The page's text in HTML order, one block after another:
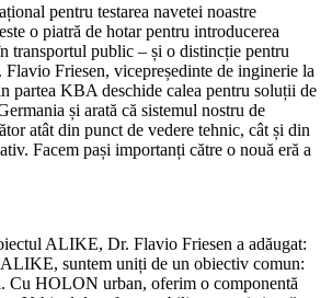
pentru testarea navetei noastre
o piatră de hotar pentru introducerea
transportul public – și o distincție pentru
Friesen, vicepreședinte de inginerie la
partea KBA deschide calea pentru soluții de
și arată că sistemul nostru de
atât din punct de vedere tehnic, cât și din
Facem pași importanți către o nouă eră a
ALIKE, Dr. Flavio Friesen a adăugat:
suntem uniți de un obiectiv comun:
Cu HOLON urban, oferim o componentă